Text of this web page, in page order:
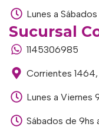
Lunes a
Sucursal
1145306985
Corrientes
Lunes a Viernes
Sábados de 9hs